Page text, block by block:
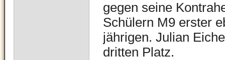
gegen seine
Schülern M9 erster
jährigen. Julian
dritten Platz.